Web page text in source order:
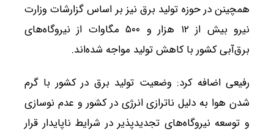
همچینن در حوزه تولید برق نیز بر اساس گزارشات وزارت
نیرو بیش از ۱۲ هزار و ۵۰۰ مگاوات از نیروگاه‌های
برق‌آبی کشور با کاهش تولید مواجه شده‌اند.
رفیعی اضافه کرد: وضعیت تولید برق در کشور با گرم
شدن هوا به دلیل ناترازی انرژی در کشور و عدم نوسازی
و توسعه نیروگاه‌های تجدیدپذیر در شرایط ناپایدار قرار